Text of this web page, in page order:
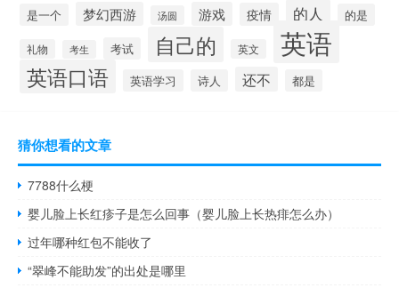
是一个
梦幻西游 汤圆 游戏 疫情 的人 的是
礼物 考生 考试 自己的 英文 英语
英语口语 英语学习 诗人 还不 都是
猜你想看的文章
7788什么梗
婴儿脸上长红疹子是怎么回事（婴儿脸上长热痱怎么办）
过年哪种红包不能收了
“翠峰不能助发”的出处是哪里